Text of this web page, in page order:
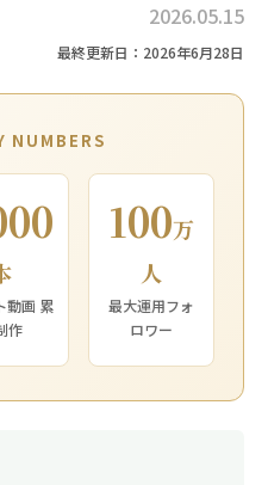
2026.05.15
最終更新日：2026年6月28日
NUMBERS
動画 累
作
100万
人
最大運用フォ
ロワー